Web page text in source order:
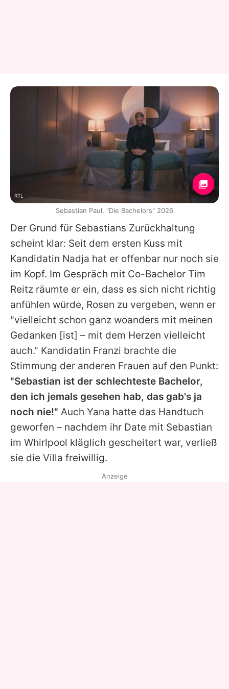
Der Grund für Sebastians Zurückhaltung
scheint klar: Seit dem ersten Kuss mit
Kandidatin Nadja hat er offenbar nur noch sie
im Kopf. Im Gespräch mit Co-Bachelor Tim
Reitz räumte er ein, dass es sich nicht richtig
anfühlen würde, Rosen zu vergeben, wenn er
"vielleicht schon ganz woanders mit meinen
Gedanken [ist] – mit dem Herzen vielleicht
auch." Kandidatin Franzi brachte die
Stimmung der anderen Frauen auf den Punkt:
"Sebastian ist der schlechteste Bachelor,
den ich jemals gesehen hab, das gab's ja
noch nie!" Auch Yana hatte das Handtuch
geworfen – nachdem ihr Date mit Sebastian
im Whirlpool kläglich gescheitert war, verließ
sie die Villa freiwillig.
RTL
Sebastian Paul, "Die Bachelors" 2026
Anzeige